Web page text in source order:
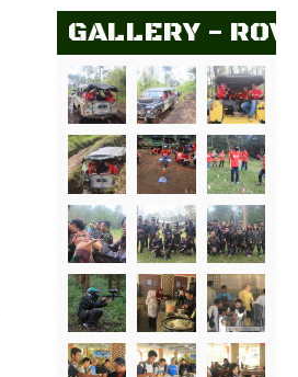
GALLERY -